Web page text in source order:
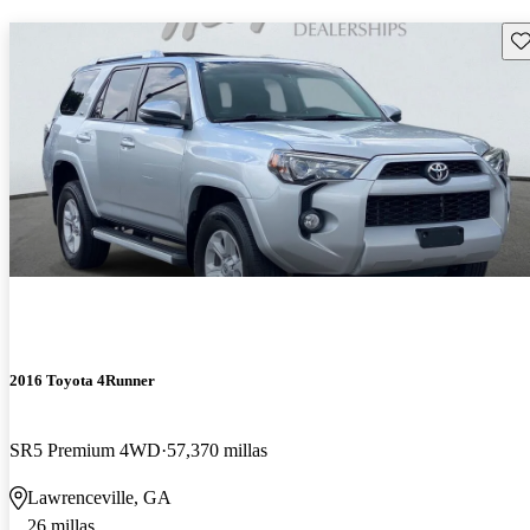
2016 Toyota 4Runner
SR5 Premium 4WD 57,370 millas
Lawrenceville, GA